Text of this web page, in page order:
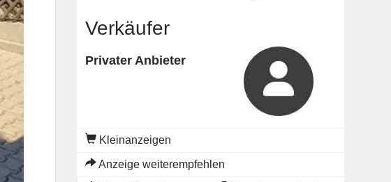
Verkäufer
Privater Anbieter
Kleinanzeigen
Anzeige weiterempfehlen